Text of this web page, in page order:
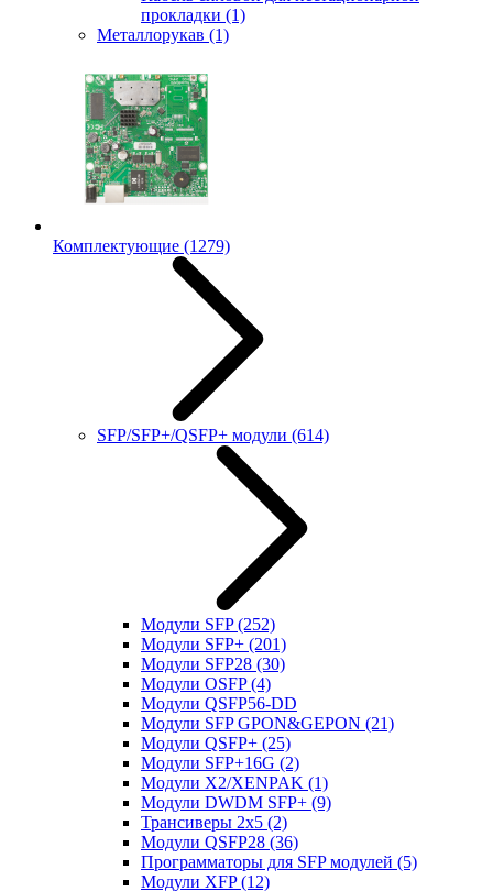
прокладки (1)
Металлорукав (1)
Комплектующие (1279)
SFP/SFP+/QSFP+ модули (614)
Модули SFP(252)
Модули SFP+ (201)
Модули SFP28 (30)
Модули OSFP(4)
Модули QSFP56-DD
Модули SFP GPON&GEPON (21)
Модули QSFP+ (25)
Модули SFP+16G (2)
Модули X2/XENPAK (1)
Модули DWDM SFP+ (9)
Трансиверы 2x5 (2)
Модули QSFP28 (36)
Программаторы для SFP модулей (5)
Модули XFP(12)